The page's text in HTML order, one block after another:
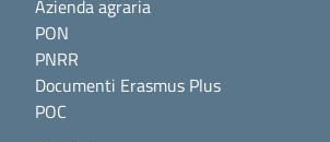
Azienda agraria
PON
PNRR
Documenti Erasmus Plus
POC